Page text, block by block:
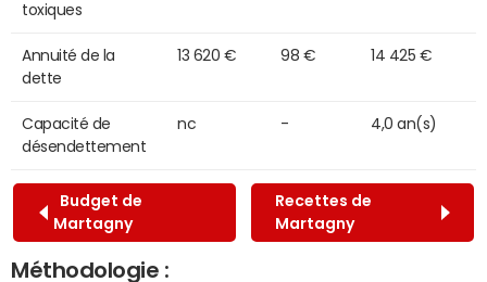
toxiques
Annuité de la
dette
13 620 € 98 € 14 425 €
Capacité de
désendettement
nc - 4,0 an(s)
Budget de
Martagny
Recettes de
Martagny
Méthodologie :